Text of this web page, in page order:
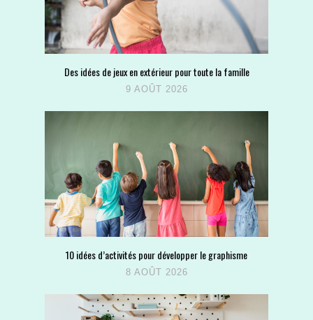
Des idées de jeux en extérieur pour toute la famille
9 AOÛT 2026
10 idées d’activités pour développer le graphisme
8 AOÛT 2026